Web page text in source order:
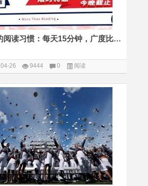
顶级中小学的阅读习惯：每天15分钟，广度比数量更重要
04-26 9444 0 阅读